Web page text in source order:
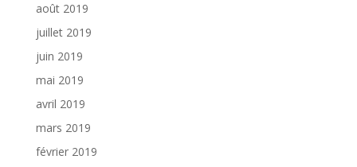
août 2019
juillet 2019
juin 2019
mai 2019
avril 2019
mars 2019
février 2019